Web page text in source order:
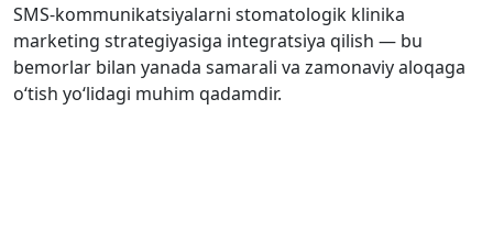
SMS-kommunikatsiyalarni stomatologik klinika
marketing strategiyasiga integratsiya qilish — bu
bemorlar bilan yanada samarali va zamonaviy aloqaga
o‘tish yo‘lidagi muhim qadamdir.